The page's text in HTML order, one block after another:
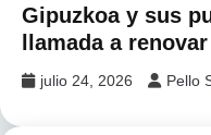
Gipuzkoa y sus
llamada a
julio 24, 2026 Pello